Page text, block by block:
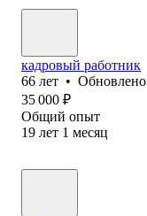
кадровый работник
66 лет • Обновлено
35 000 ₽
Общий опыт
19 лет 1 месяц